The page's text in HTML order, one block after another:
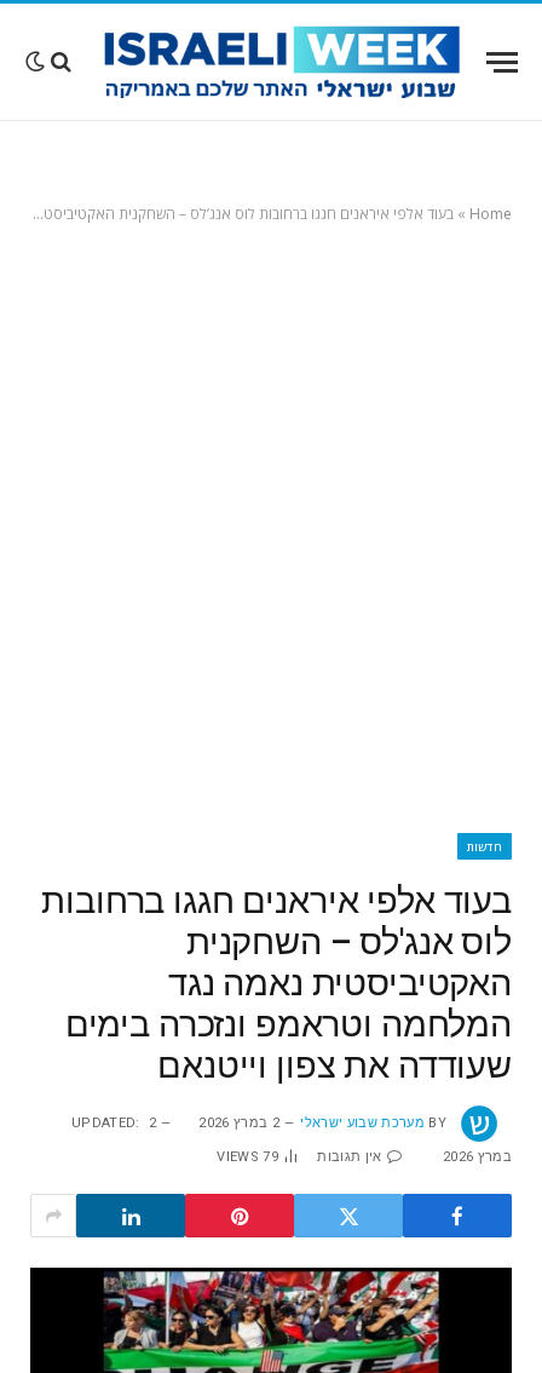
Home
» בעוד אלפי איראנים חגגו ברחובות לוס אנג’לס – השחקנית האקטיביסטית נאמה נגד המלחמה וטראמפ ונזכרה בימים שעודדה את צפון וייטנאם
חדשות
בעוד אלפי איראנים חגגו ברחובות
לוס אנג'לס – השחקנית
האקטיביסטית נאמה נגד
המלחמה וטראמפ ונזכרה בימים
שעודדה את צפון וייטנאם
BY מערכת שבוע ישראלי 2 במרץ 2026 UPDATED: 2
במרץ 2026 אין תגובות 79
VIEWS